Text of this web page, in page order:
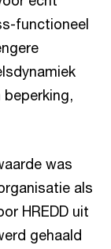
functioneel
beperking,
was
als
HREDD uit
gehaald